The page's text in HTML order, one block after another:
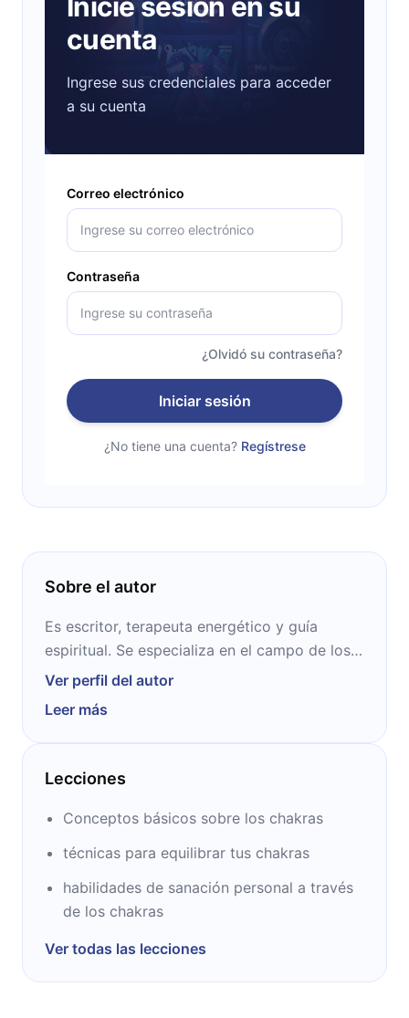
cuenta
Ingrese sus credenciales para acceder
a su cuenta
Correo electrónico
Contraseña
¿Olvidó su contraseña?
Iniciar sesión
¿No tiene una cuenta? Regístrese
Sobre el autor
Es escritor, terapeuta energético y guía
espiritual. Se especializa en el campo de los
chakras, la sanación energética y el bienestar
ayudar a otros a encontrar equilibrio y
armonía en sus vidas, ha dedicado su carrera
a compartir su sabiduría a través de sus
de terapia energética. Su perspectiva
experiencia práctica para aplicar fácilmente
en la vida cotidiana a través de técnicas
como el reiki, el yoga, la meditación, entre
Ver perfil del autor
Leer más
Lecciones
Conceptos básicos sobre los chakras
técnicas para equilibrar tus chakras
habilidades de sanación personal a través
de los chakras
Ver todas las lecciones